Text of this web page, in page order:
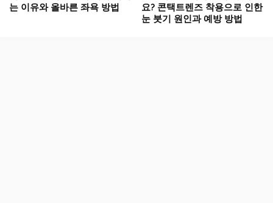
는 이유와 올바른 좌욕 방법
요? 콘택트렌즈 착용으로 인한
눈 붓기 원인과 예방 방법